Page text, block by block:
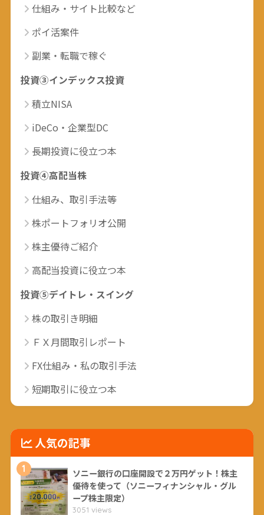
仕組み・サイト比較など
ポイ活案件
副業・転職で稼ぐ
投資③インデックス投資
積立NISA
iDeCo・企業型DC
長期投資に役立つ本
投資④高配当株
仕組み、取引手法等
株ポートフォリオ公開
株主優待ご紹介
高配当投資に役立つ本
投資⑤デイトレ・スイング
株の取引き明細
ＦＸ月間取引レポート
FX仕組み・私の取引手法
短期取引に役立つ本
人気の記事
1
ソニー銀行の口座開設で２万円ゲット！株主
優待を使って（ソニーフィナンシャル・グル
ープ株主限定）
3051 views